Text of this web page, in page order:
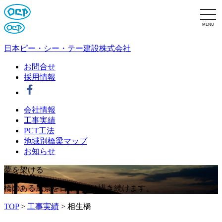
日本ピー・シー・テー建設株式会社
お問合せ
採用情報
会社情報
工事実績
PCT工法
地域別橋梁マップ
お知らせ
MENU
夢を架ける
橋のある風景を日本PCTは描き続けます。
TOP> 工事実績 > 相生橋